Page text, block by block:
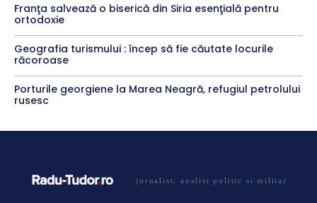
Franţa salvează o biserică din Siria esenţială pentru
ortodoxie
Geografia turismului : încep să fie căutate locurile
răcoroase
Porturile georgiene la Marea Neagră, refugiul petrolului
rusesc
jurnalist, analist politic si militar